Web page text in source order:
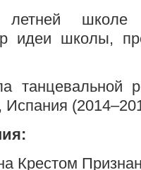
летней
идеи школы,
танцевальной
Испания
Крестом